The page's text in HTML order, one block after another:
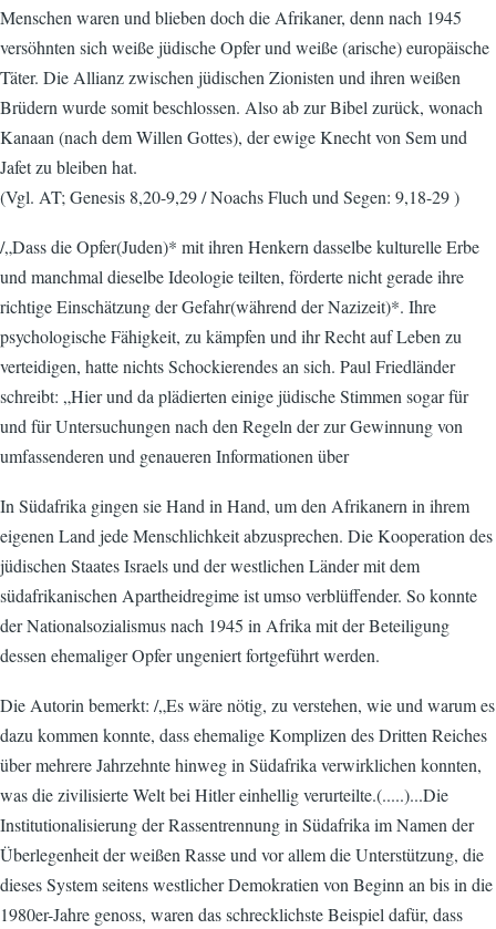
Menschen waren und blieben doch die Afrikaner, denn nach 1945
versöhnten sich weiße jüdische Opfer und weiße (arische) europäische
Täter. Die Allianz zwischen jüdischen Zionisten und ihren weißen
Brüdern wurde somit beschlossen. Also ab zur Bibel zurück, wonach
Kanaan (nach dem Willen Gottes), der ewige Knecht von Sem und
Jafet zu bleiben hat.
(Vgl. AT; Genesis 8,20-9,29 / Noachs Fluch und Segen: 9,18-29 )
/„Dass die Opfer(Juden)* mit ihren Henkern dasselbe kulturelle Erbe
und manchmal dieselbe Ideologie teilten, förderte nicht gerade ihre
richtige Einschätzung der Gefahr(während der Nazizeit)*. Ihre
psychologische Fähigkeit, zu kämpfen und ihr Recht auf Leben zu
verteidigen, hatte nichts Schockierendes an sich. Paul Friedländer
schreibt: „Hier und da plädierten einige jüdische Stimmen sogar für
und für Untersuchungen nach den Regeln derzur Gewinnung von
umfassenderen und genaueren Informationen über
In Südafrika gingen sie Hand in Hand, um den Afrikanern in ihrem
eigenen Land jede Menschlichkeit abzusprechen. Die Kooperation des
jüdischen Staates Israels und der westlichen Länder mit dem
südafrikanischen Apartheidregime ist umso verblüffender. So konnte
der Nationalsozialismus nach 1945 in Afrika mit der Beteiligung
dessen ehemaliger Opfer ungeniert fortgeführt werden.
Die Autorin bemerkt: /„Es wäre nötig, zu verstehen, wie und warum es
dazu kommen konnte, dass ehemalige Komplizen des Dritten Reiches
über mehrere Jahrzehnte hinweg in Südafrika verwirklichen konnten,
was die zivilisierte Welt bei Hitler einhellig verurteilte.(.....)...Die
Institutionalisierung der Rassentrennung in Südafrika im Namen der
Überlegenheit der weißen Rasse und vor allem die Unterstützung, die
dieses System seitens westlicher Demokratien von Beginn an bis in die
1980er-Jahre genoss, waren das schrecklichste Beispiel dafür, dass